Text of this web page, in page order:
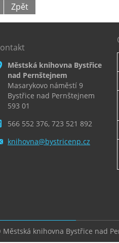
Zpět
Městská knihovna Bystřice
nad Pernštejnem
Masarykovo náměstí 9
Bystřice nad Pernštejnem
593 01
566 552 376, 723 521 892
knihovna@bystricenp.cz
knihovna Bystřice nad